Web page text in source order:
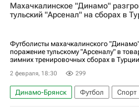
Концерн ПВО "Алмаз-Антей"
Махачкалинское "Динамо"
тульский "Арсенал" на сборах в
Футболисты махачкалинского
поражение тульскому "Арсеналу" в
зимних тренировочных сборах в
2 февраля, 18:30 299
Динамо-Брянск Футбол Спорт
Белек
Ражаб Магомедов